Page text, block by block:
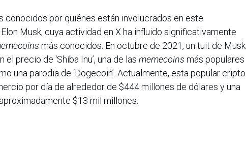
conocidos por quiénes están involucrados en este
Musk, cuya actividad en X ha influido significativamente
más conocidos. En octubre de 2021, un tuit de Musk
precio de ‘Shiba Inu’, una de las memecoins más populares
una parodia de ‘Dogecoin’. Actualmente, esta popular cripto
por día de alrededor de $444 millones de dólares y una
$13 mil millones.